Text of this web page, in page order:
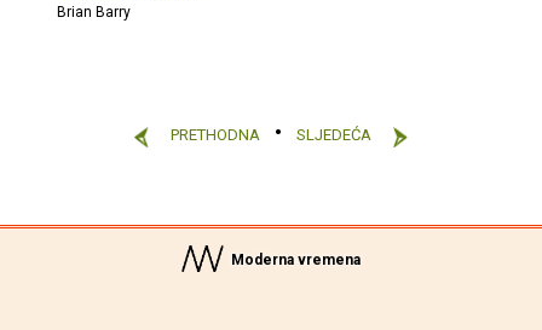
Brian Barry
PRETHODNA SLJEDEĆA
Moderna vremena